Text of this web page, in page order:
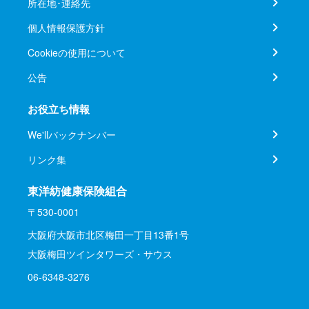
所在地･連絡先
個人情報保護方針
Cookieの使用について
公告
お役立ち情報
We'llバックナンバー
リンク集
東洋紡健康保険組合
〒530-0001
大阪府大阪市北区梅田一丁目13番1号
大阪梅田ツインタワーズ・サウス
06-6348-3276